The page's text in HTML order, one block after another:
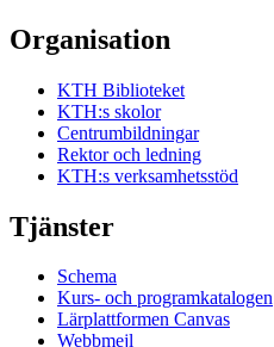
Organisation
KTH Biblioteket
KTH:s skolor
Centrumbildningar
Rektor och ledning
KTH:s verksamhetsstöd
Tjänster
Schema
Kurs- och programkatalogen
Lärplattformen Canvas
Webbmejl